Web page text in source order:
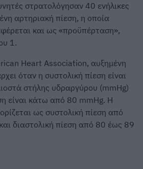
στρατολόγησαν 40 ενήλικες
αρτηριακή πίεση, η οποία
και ως «προϋπέρταση»,
1.
Heart Association, αυξημένη
όταν η συστολική πίεση είναι
στήλης υδραργύρου (mmHg)
είναι κάτω από 80 mmHg. Η
ως συστολική πίεση από
διαστολική πίεση από 80 έως 89